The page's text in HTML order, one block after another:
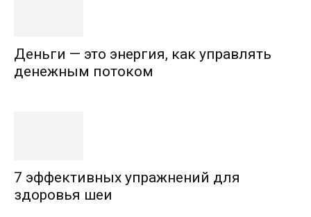
Деньги — это энергия, как управлять
денежным потоком
7 эффективных упражнений для
здоровья шеи